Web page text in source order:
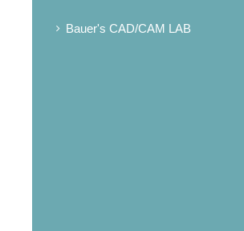
Bauer's CAD/CAM LAB